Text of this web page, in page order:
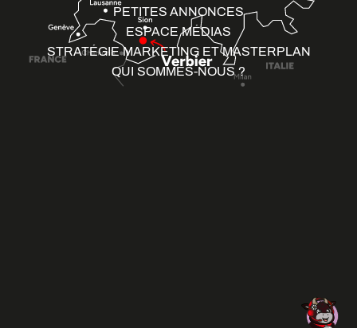
PETITES ANNONCES
ESPACE MÉDIAS
STRATÉGIE MARKETING ET MASTERPLAN
QUI SOMMES-NOUS ?